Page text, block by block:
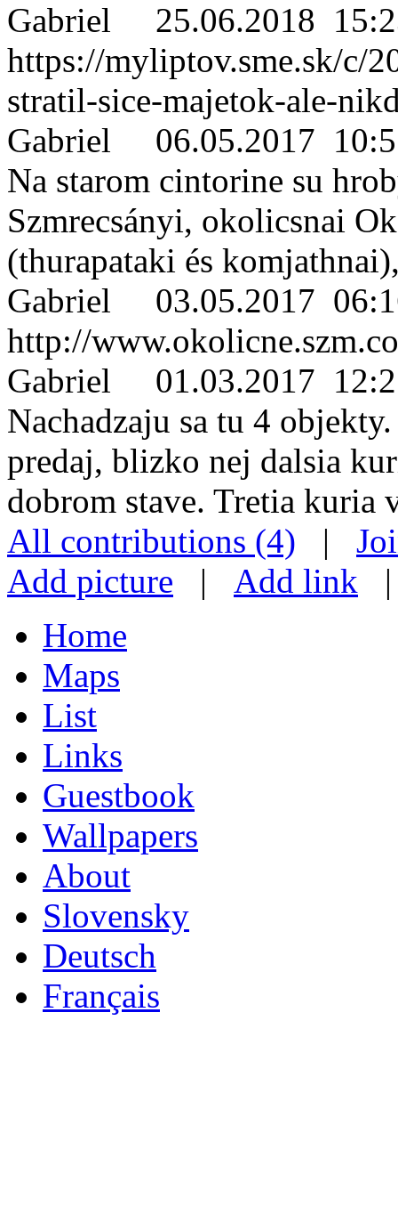
Gabriel 25.06.2018
https://myliptov.sme.sk/c/
stratil-sice-majetok-ale-
Gabriel 06.05.2017
Na starom cintorine su
Szmrecsányi, okolicsnai
(thurapataki és
Gabriel 03.05.2017
http://
Gabriel 01.03.2017
Nachadzaju sa tu 4
predaj, blizko nej dalsia
dobrom stave. Tretia
All contributions (4) |
Add picture | Add link
Home
Maps
List
Links
Guestbook
Wallpapers
About
Slovensky
Deutsch
Français